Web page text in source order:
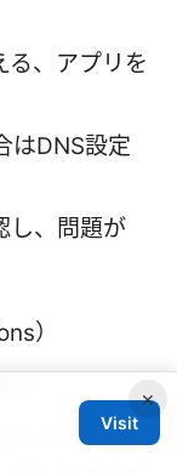
る、アプリを
はDNS設定
し、問題が
）
です。ただ
×
Visit